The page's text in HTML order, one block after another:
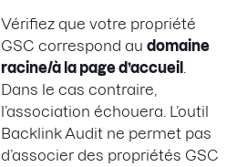
Vérifiez que votre propriété
GSC correspond au domaine
racine/à la page d’accueil
Dans le cas contraire,
l’association échouera. L’outil
Backlink Audit ne permet pas
d’associer des propriétés GSC